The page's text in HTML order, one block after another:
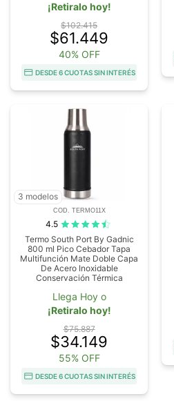
¡Retiralo hoy!
$102.415
$61.449
40% OFF
DESDE 6 CUOTAS SIN INTERÉS
3 modelos
COD. TERMO11X
4.5
Termo South Port By Gadnic
800 ml Pico Cebador Tapa
Multifunción Mate Doble Capa
De Acero Inoxidable
Conservación Térmica
Llega Hoy o
¡Retiralo hoy!
$75.887
$34.149
55% OFF
DESDE 6 CUOTAS SIN INTERÉS